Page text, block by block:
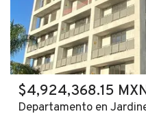
$4,924,368.15
Departamento en